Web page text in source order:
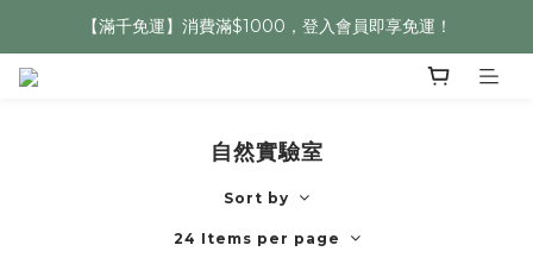
【滿千免運】消費滿$1000，登入會員即享免運！
自然實驗室
Sort by
24 Items per page